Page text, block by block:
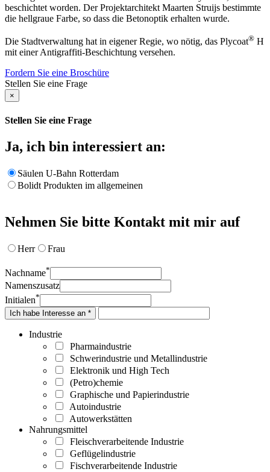
beschichtet worden. Der Projektarchitekt Maarten Struijs bestimmte
die hellgraue Farbe, so dass die Betonoptik erhalten wurde.
Die Stadtverwaltung hat in eigener Regie, wo nötig, das Plycoat® H
mit einer Antigraffiti-Beschichtung versehen.
Fordern Sie eine Broschüre
Stellen Sie eine Frage
×
Stellen Sie eine Frage
Ja, ich bin interessiert an:
Säulen U-Bahn Rotterdam
Bolidt Produkten im allgemeinen
Nehmen Sie bitte Kontakt mit mir auf
Herr Frau
Nachname*
Namenszusatz
Initialen*
Ich habe Interesse an *
Industrie
Pharmaindustrie
Schwerindustrie und Metallindustrie
Elektronik und High Tech
(Petro)chemie
Graphische und Papierindustrie
Autoindustrie
Autowerkstätten
Nahrungsmittel
Fleischverarbeitende Industrie
Geflügelindustrie
Fischverarbeitende Industrie